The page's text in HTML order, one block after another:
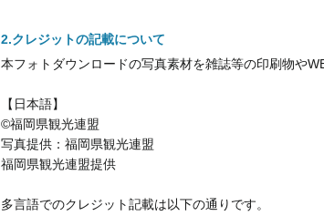
クレジットの記載について
本フォトダウンロードの写真素材を雑誌等の印刷物や
【日本語】
©福岡県観光連盟
写真提供：福岡県観光連盟
福岡県観光連盟提供
多言語でのクレジット記載は以下の通りです。